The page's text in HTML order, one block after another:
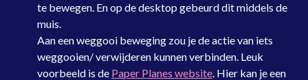
te bewegen. En op de desktop gebeurd dit middels de
muis.
Aan een weggooi beweging zou je de actie van iets
weggooien/ verwijderen kunnen verbinden. Leuk
voorbeeld is de Paper Planes website. Hier kan je een